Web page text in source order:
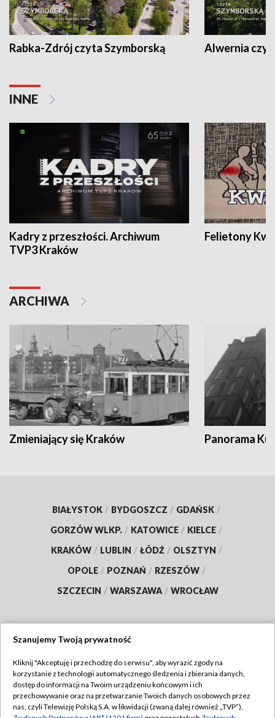
Rabka-Zdrój czyta Szymborską Alwernia
INNE
Kadry z przeszłości. Archiwum
TVP3 Kraków
Felietony
ARCHIWA
Zmieniający się Kraków Panorama
BIAŁYSTOK / BYDGOSZCZ / GDAŃSK /
GORZÓW WLKP. / KATOWICE / KIELCE /
KRAKÓW / LUBLIN / ŁÓDŹ / OLSZTYN /
OPOLE / POZNAŃ / RZESZÓW /
SZCZECIN / WARSZAWA / WROCŁAW
TVP
Abonament TVP
Regulamin TVP
Szanujemy Twoją prywatność
Kliknij "Akceptuję i przechodzę do serwisu", aby wyrazić zgody na
korzystanie z technologii automatycznego śledzenia i zbierania danych,
dostęp do informacji na Twoim urządzeniu końcowym i ich
przechowywanie oraz na przetwarzanie Twoich danych osobowych przez
nas, czyli Telewizję Polską S.A. w likwidacji (zwaną dalej również „TVP”),